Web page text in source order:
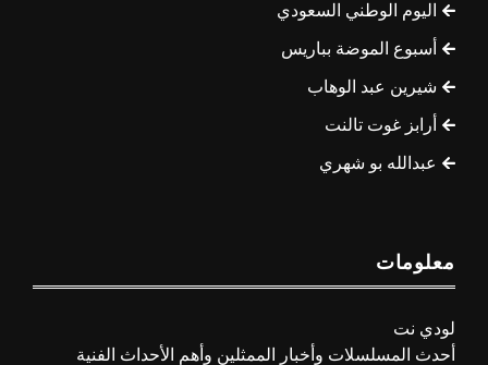
اليوم الوطني السعودي
أسبوع الموضة بباريس
شيرين عبد الوهاب
أرابز غوت تالنت
عبدالله بو شهري
معلومات
لودي نت
أحدث المسلسلات وأخبار الممثلين وأهم الأحداث الفنية